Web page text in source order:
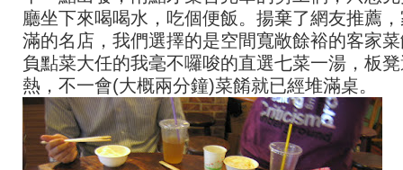
廳坐下來喝喝水，吃個便飯。揚棄了網友推薦
滿的名店，我們選擇的是空間寬敞餘裕的客家
負點菜大任的我毫不囉唆的直選七菜一湯，板
熱，不一會(大概兩分鐘)菜餚就已經堆滿桌。